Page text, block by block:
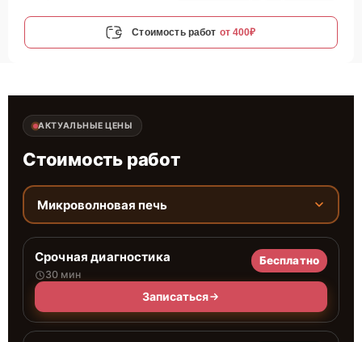
Стоимость работ от 400₽
АКТУАЛЬНЫЕ ЦЕНЫ
Стоимость работ
Микроволновая печь
Срочная диагностика
30 мин
Бесплатно
Записаться